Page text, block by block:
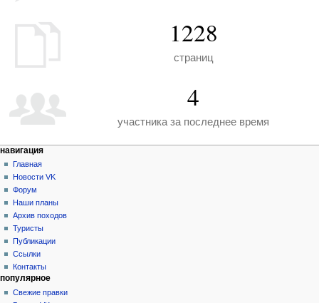
1228
страниц
4
участника за последнее время
Н
а
в
и
а
ц
и
я
действия на странице
служебная
страница
персональные инструменты
создать
учётную
запись
войти
навигация
Главная
Новости VK
Форум
Наши планы
Архив походов
Туристы
Публикации
Ссылки
Контакты
популярное
Свежие правки